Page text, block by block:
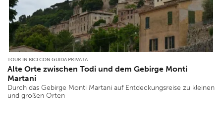
TOUR IN BICI CON GUIDA PRIVATA
Alte Orte zwischen Todi und dem Gebirge Monti
Martani
Durch das Gebirge Monti Martani auf Entdeckungsreise zu kleinen
und großen Orten